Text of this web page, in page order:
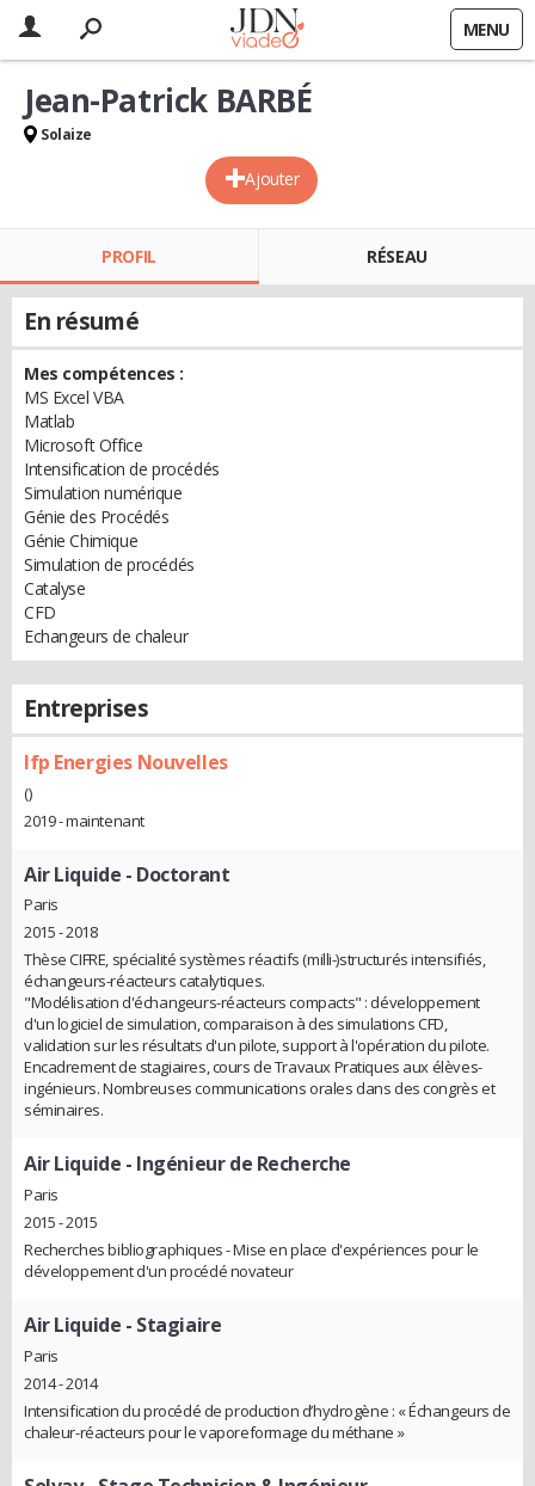
MENU
Ajouter
Jean-Patrick BARBÉ
Solaize
PROFIL RÉSEAU
En résumé
Mes compétences :
MS Excel VBA
Matlab
Microsoft Office
Intensification de procédés
Simulation numérique
Génie des Procédés
Génie Chimique
Simulation de procédés
Catalyse
CFD
Echangeurs de chaleur
Entreprises
Ifp Energies Nouvelles
()
2019 - maintenant
Air Liquide - Doctorant
Paris
2015 - 2018
Thèse CIFRE, spécialité systèmes réactifs (milli-)structurés intensifiés,
échangeurs-réacteurs catalytiques.
"Modélisation d'échangeurs-réacteurs compacts" : développement
d'un logiciel de simulation, comparaison à des simulations CFD,
validation sur les résultats d'un pilote, support à l'opération du pilote.
Encadrement de stagiaires, cours de Travaux Pratiques aux élèves-
ingénieurs. Nombreuses communications orales dans des congrès et
séminaires.
Air Liquide - Ingénieur de Recherche
Paris
2015 - 2015
Recherches bibliographiques - Mise en place d'expériences pour le
développement d'un procédé novateur
Air Liquide - Stagiaire
Paris
2014 - 2014
Intensification du procédé de production d’hydrogène : « Échangeurs de
chaleur-réacteurs pour le vaporeformage du méthane »